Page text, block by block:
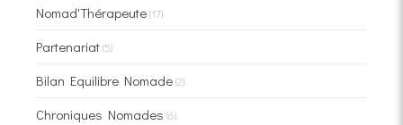
Nomad'Thérapeute(17)
Partenariat(5)
Bilan Equilibre Nomade(2)
Chroniques Nomades (6)